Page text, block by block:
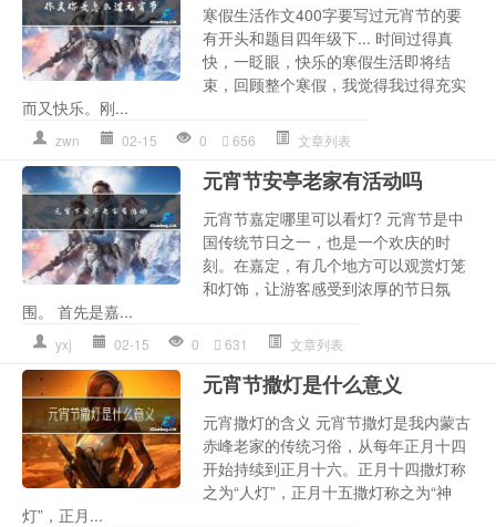
寒假生活作文400字要写过元宵节的要
有开头和题目四年级下... 时间过得真
快，一眨眼，快乐的寒假生活即将结
束，回顾整个寒假，我觉得我过得充实
而又快乐。刚...
zwn 02-15 0 656 文章列表
元宵节安亭老家有活动吗
元宵节嘉定哪里可以看灯? 元宵节是中
国传统节日之一，也是一个欢庆的时
刻。在嘉定，有几个地方可以观赏灯笼
和灯饰，让游客感受到浓厚的节日氛
围。 首先是嘉...
yxj 02-15 0 631 文章列表
元宵节撒灯是什么意义
元宵撒灯的含义 元宵节撒灯是我内蒙古
赤峰老家的传统习俗，从每年正月十四
开始持续到正月十六。正月十四撒灯称
之为“人灯”，正月十五撒灯称之为“神
灯”，正月...